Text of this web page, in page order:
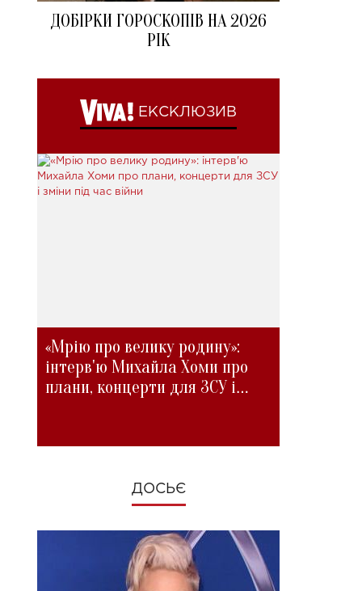
ДОБІРКИ ГОРОСКОПІВ НА 2026
РІК
ЕКСКЛЮЗИВ
«Мрію про велику родину»:
інтерв'ю Михайла Хоми про
плани, концерти для ЗСУ і
ДОСЬЄ